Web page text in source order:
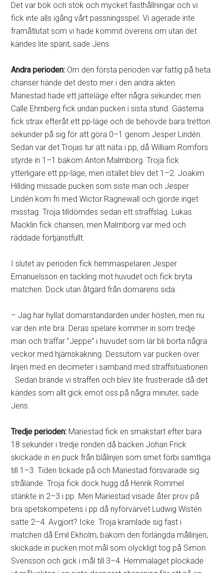
Det var bök och stök och mycket fasthållningar och vi
fick inte alls igång vårt passningsspel. Vi agerade inte
framåtlutat som vi hade kommit överens om utan det
kändes lite spänt, sade Jens.
Andra perioden: Om den första perioden var fattig på heta
chanser hände det desto mer i den andra akten.
Mariestad hade ett jätteläge efter några sekunder, men
Calle Ehrnberg fick undan pucken i sista stund. Gästerna
fick strax efteråt ett pp-läge och de behövde bara tretton
sekunder på sig för att göra 0–1 genom Jesper Lindén.
Sedan var det Trojas tur att näta i pp, då William Romfors
styrde in 1–1 bakom Anton Malmborg. Troja fick
ytterligare ett pp-läge, men istället blev det 1–2. Joakim
Hillding missade pucken som siste man och Jesper
Lindén kom fri med Wictor Ragnewall och gjorde inget
misstag. Troja tilldömdes sedan ett straffslag. Lukas
Macklin fick chansen, men Malmborg var med och
räddade förtjänstfullt.
I slutet av perioden fick hemmaspelaren Jesper
Emanuelsson en tackling mot huvudet och fick bryta
matchen. Dock utan åtgärd från domarens sida.
– Jag har hyllat domarstandarden under hösten, men nu
var den inte bra. Deras spelare kommer in som tredje
man och träffar ”Jeppe” i huvudet som lär bli borta några
veckor med hjärnskakning. Dessutom var pucken över
linjen med en decimeter i samband med straffsituationen
. Sedan brände vi straffen och blev lite frustrerade då det
kändes som allt gick emot oss på några minuter, sade
Jens.
Tredje perioden: Mariestad fick en smakstart efter bara
18 sekunder i tredje ronden då backen Johan Frick
skickade in en puck från blålinjen som smet förbi samtliga
till 1–3. Tiden tickade på och Mariestad försvarade sig
strålande. Troja fick dock hugg då Henrik Rommel
stänkte in 2–3 i pp. Men Mariestad visade åter prov på
bra spetskompetens i pp då nyförvärvet Ludwig Wistén
satte 2–4. Avgjort? Icke. Troja kramlade sig fast i
matchen då Emil Ekholm, bakom den förlängda mållinjen,
skickade in pucken mot mål som olyckligt tog på Simon
Svensson och gick i mål till 3–4. Hemmalaget plockade